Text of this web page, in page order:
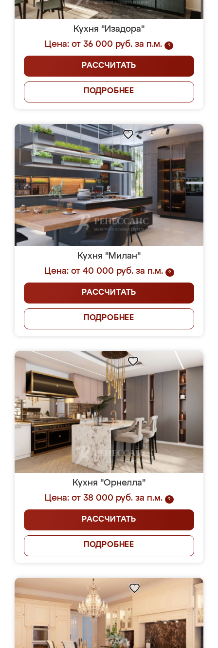
Кухня "Изадора"
Цена: от 36 000 руб. за п.м.
?
РАССЧИТАТЬ
ПОДРОБНЕЕ
Кухня "Милан"
Цена: от 40 000 руб. за п.м.
?
РАССЧИТАТЬ
ПОДРОБНЕЕ
Кухня "Орнелла"
Цена: от 38 000 руб. за п.м.
?
РАССЧИТАТЬ
ПОДРОБНЕЕ